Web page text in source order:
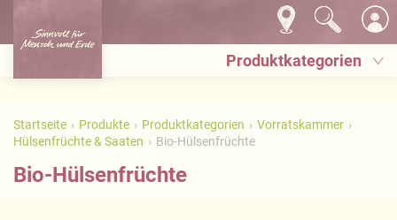
Produktkategorien
Startseite Produkte Produktkategorien
Vorratskammer
Hülsenfrüchte & Saaten
Bio-Hülsenfrüchte
Bio-Hülsenfrüchte